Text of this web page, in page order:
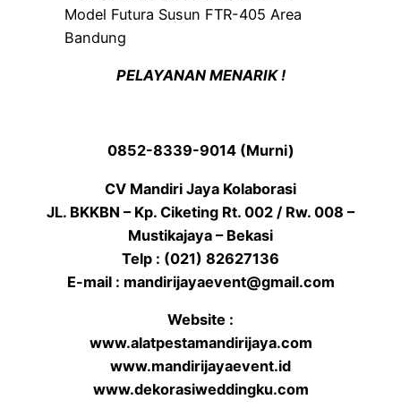
PELAYANAN MENARIK !
0852-8339-9014 (Murni)
CV Mandiri Jaya Kolaborasi
JL. BKKBN – Kp. Ciketing Rt. 002 / Rw. 008 –
Mustikajaya – Bekasi
Telp : (021) 82627136
E-mail : mandirijayaevent@gmail.com
Website :
www.alatpestamandirijaya.com
www.mandirijayaevent.id
www.dekorasiweddingku.com